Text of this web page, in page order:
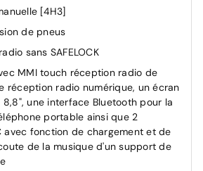
pour pneus
jour/nuit automatique
[4H3]
de pneus
sans SAFELOCK
MMI touch réception radio de
réception radio numérique, un écran
une interface Bluetooth pour la
portable ainsi que 2
avec fonction de chargement et de
de la musique d'un support de